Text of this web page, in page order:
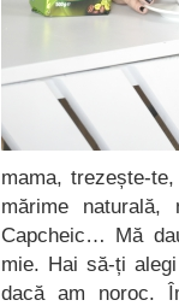
mama, trezește-
mărime
Capcheic… Mă
mie. Hai să-ți
dacă am noroc.